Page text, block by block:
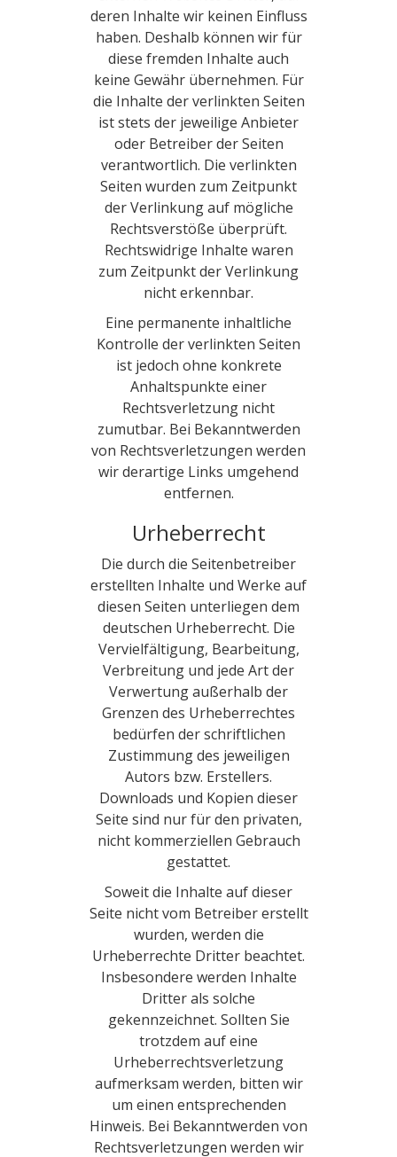
deren Inhalte wir keinen Einfluss
haben. Deshalb können wir für
diese fremden Inhalte auch
keine Gewähr übernehmen. Für
die Inhalte der verlinkten Seiten
ist stets der jeweilige Anbieter
oder Betreiber der Seiten
verantwortlich. Die verlinkten
Seiten wurden zum Zeitpunkt
der Verlinkung auf mögliche
Rechtsverstöße überprüft.
Rechtswidrige Inhalte waren
zum Zeitpunkt der Verlinkung
nicht erkennbar.
Eine permanente inhaltliche
Kontrolle der verlinkten Seiten
ist jedoch ohne konkrete
Anhaltspunkte einer
Rechtsverletzung nicht
zumutbar. Bei Bekanntwerden
von Rechtsverletzungen werden
wir derartige Links umgehend
entfernen.
Urheberrecht
Die durch die Seitenbetreiber
erstellten Inhalte und Werke auf
diesen Seiten unterliegen dem
deutschen Urheberrecht. Die
Vervielfältigung, Bearbeitung,
Verbreitung und jede Art der
Verwertung außerhalb der
Grenzen des Urheberrechtes
bedürfen der schriftlichen
Zustimmung des jeweiligen
Autors bzw. Erstellers.
Downloads und Kopien dieser
Seite sind nur für den privaten,
nicht kommerziellen Gebrauch
gestattet.
Soweit die Inhalte auf dieser
Seite nicht vom Betreiber erstellt
wurden, werden die
Urheberrechte Dritter beachtet.
Insbesondere werden Inhalte
Dritter als solche
gekennzeichnet. Sollten Sie
trotzdem auf eine
Urheberrechtsverletzung
aufmerksam werden, bitten wir
um einen entsprechenden
Hinweis. Bei Bekanntwerden von
Rechtsverletzungen werden wir